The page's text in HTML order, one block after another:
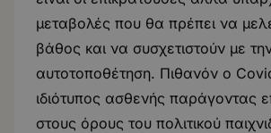
μεταβολές που θα πρέπει να
βάθος και να συσχετιστούν με
αυτοτοποθέτηση. Πιθανόν ο
ιδιότυπος ασθενής παράγοντας
στους όρους του πολιτικού